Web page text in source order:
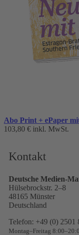
Abo Print + ePaper
103,80 € inkl. MwSt.
Kontakt
Deutsche Medien-
Hülsebrockstr. 2–8
48165 Münster
Deutschland
Telefon: +49 (0) 2501
Montag–Freitag